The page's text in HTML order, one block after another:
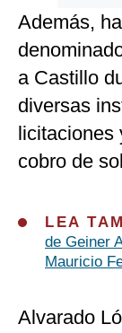
Además,
a Castillo
diversas
licitaciones
cobro de
LEA
de Geiner
Mauricio
Alvarado